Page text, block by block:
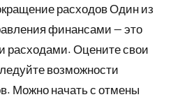
расходов Один из
финансами — это
расходами. Оцените свои
возможности
Можно начать с отмены